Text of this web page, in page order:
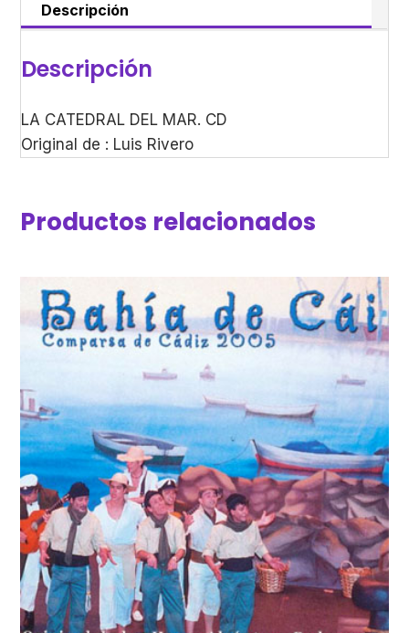
Descripción
Descripción
LA CATEDRAL DEL MAR. CD
Original de : Luis Rivero
Productos relacionados